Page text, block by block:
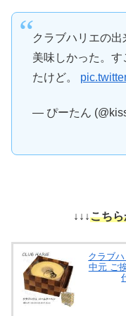
クラブハリエの
美味しかった。
たけど。
— ぴーたん
↓↓↓こち
クラブ
中元 ご